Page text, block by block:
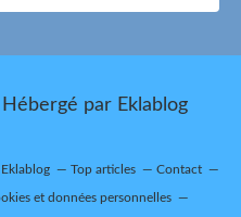
par Eklablog
Top articles Contact
et données personnelles